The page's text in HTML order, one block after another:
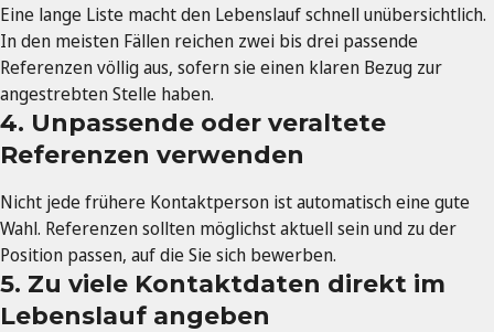
Eine lange Liste macht den Lebenslauf schnell unübersichtlich.
In den meisten Fällen reichen zwei bis drei passende
Referenzen völlig aus, sofern sie einen klaren Bezug zur
angestrebten Stelle haben.
4. Unpassende oder veraltete
Referenzen verwenden
Nicht jede frühere Kontaktperson ist automatisch eine gute
Wahl. Referenzen sollten möglichst aktuell sein und zu der
Position passen, auf die Sie sich bewerben.
5. Zu viele Kontaktdaten direkt im
Lebenslauf angeben